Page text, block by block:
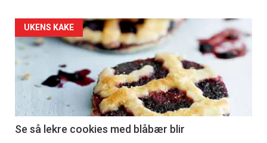
Forsiden
akkurat
nå
2
UKENS KAKE
Se så lekre cookies med blåbær blir